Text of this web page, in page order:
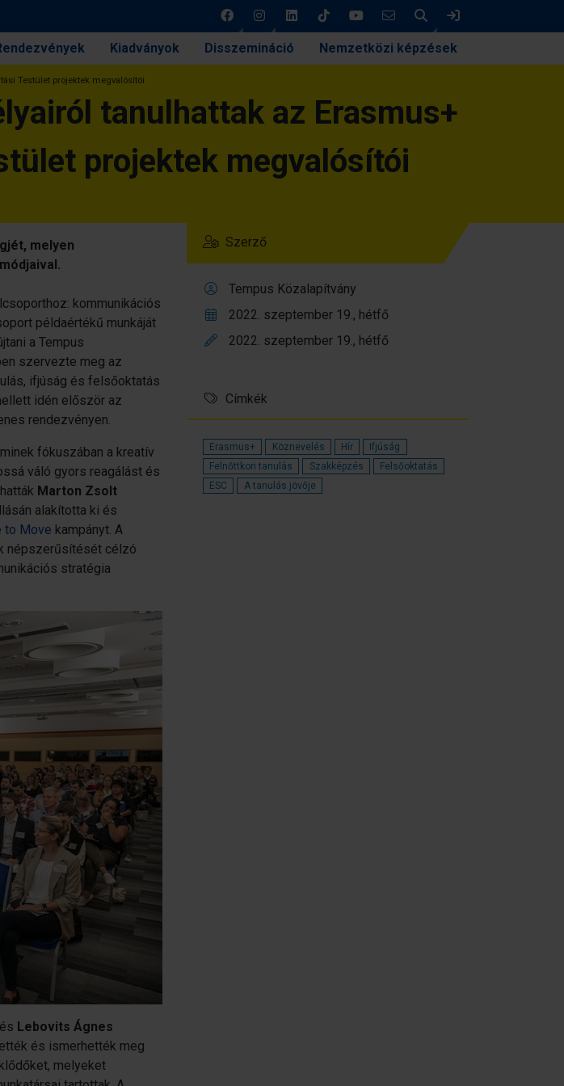
Keresés
Kiadványok Disszemináció Nemzetközi képzések
Testület projektek megvalósítói
tanulhattak az Erasmus+
projektek megvalósítói
melyen
kommunikációs
példaértékű munkáját
a Tempus
szervezte meg az
ifjúság és felsőoktatás
idén először az
rendezvényen.
fókuszában a kreatív
váló gyors reagálást és
Marton Zsolt
alakította ki és
to Move kampányt. A
népszerűsítését célzó
stratégia
és Lebovits Ágnes
és ismerhették meg
melyeket
Szerző
Tempus Közalapítvány
2022. szeptember 19., hétfő
2022. szeptember 19., hétfő
Címkék
Erasmus+ Köznevelés Hír
Ifjúság
Felnőttkori tanulás
Szakképzés
Felsőoktatás
ESC
A tanulás jövője